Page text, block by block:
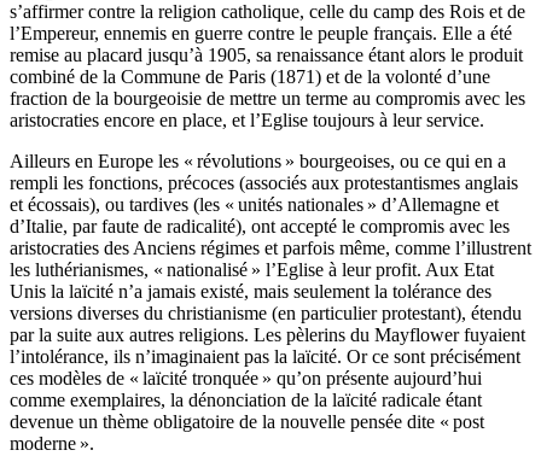
s’affirmer contre la religion catholique, celle du camp des Rois et de
l’Empereur, ennemis en guerre contre le peuple français. Elle a été
remise au placard jusqu’à 1905, sa renaissance étant alors le produit
combiné de la Commune de Paris (1871) et de la volonté d’une
fraction de la bourgeoisie de mettre un terme au compromis avec les
aristocraties encore en place, et l’Eglise toujours à leur service.
Ailleurs en Europe les « révolutions » bourgeoises, ou ce qui en a
rempli les fonctions, précoces (associés aux protestantismes anglais
et écossais), ou tardives (les « unités nationales » d’Allemagne et
d’Italie, par faute de radicalité), ont accepté le compromis avec les
aristocraties des Anciens régimes et parfois même, comme l’illustrent
les luthérianismes, « nationalisé » l’Eglise à leur profit. Aux Etat
Unis la laïcité n’a jamais existé, mais seulement la tolérance des
versions diverses du christianisme (en particulier protestant), étendu
par la suite aux autres religions. Les pèlerins du Mayflower fuyaient
l’intolérance, ils n’imaginaient pas la laïcité. Or ce sont précisément
ces modèles de « laïcité tronquée » qu’on présente aujourd’hui
comme exemplaires, la dénonciation de la laïcité radicale étant
devenue un thème obligatoire de la nouvelle pensée dite « post
moderne ».